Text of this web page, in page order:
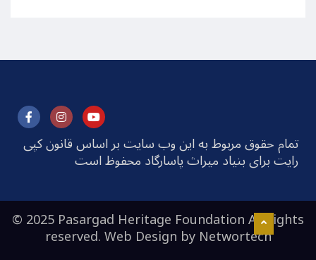
تمام حقوق مربوط به این وب سایت بر اساس قانون کپی
رایت برای بنیاد میراث پاسارگاد محفوظ است
© 2025 Pasargad Heritage Foundation All rights
reserved. Web Design byNetwortech